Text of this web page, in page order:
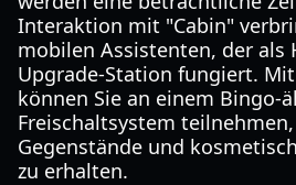
Interaktion mit "Cabin"
mobilen Assistenten, der als
Upgrade-Station fungiert.
können Sie an einem Bingo-
Freischaltsystem
Gegenstände und
zu erhalten.